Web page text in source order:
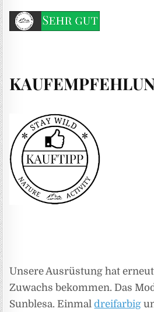
Unsere Ausrüstung hat
Zuwachs bekommen. Das
Sunblesa. Einmaldreifarbig